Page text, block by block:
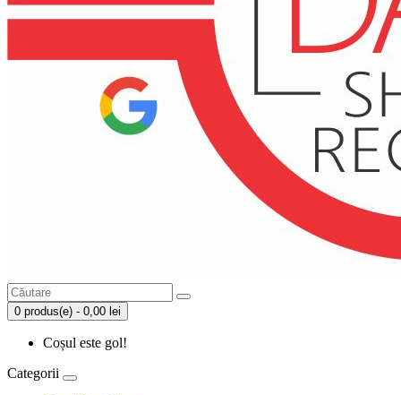
0 produs(e) - 0,00 lei
Coșul este gol!
Categorii